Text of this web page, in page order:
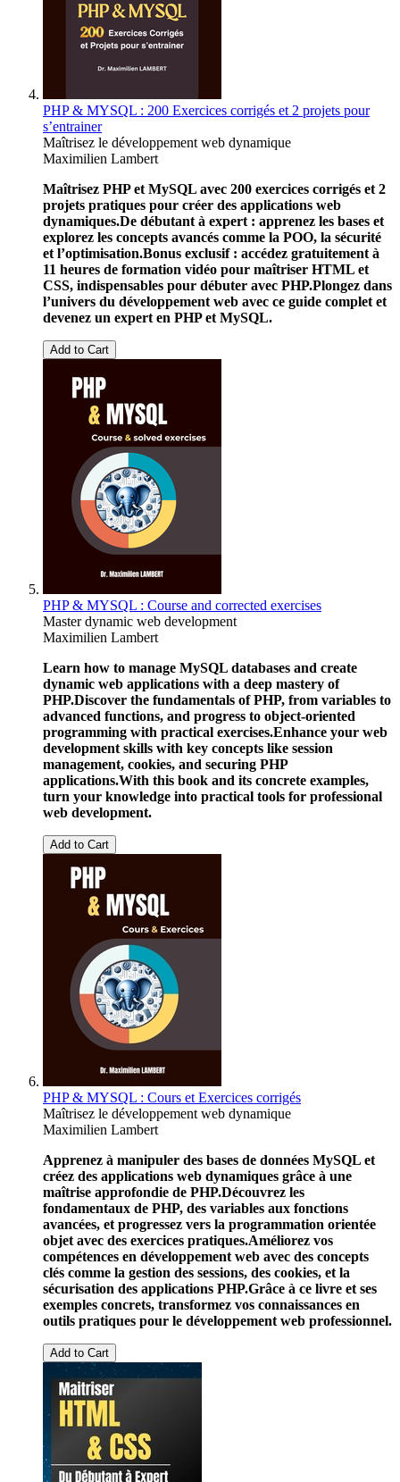
PHP & MYSQL : 200 Exercices corrigés et 2 projets pour
s’entrainer
Maîtrisez le développement web dynamique
Maximilien Lambert
Maîtrisez PHP et MySQL avec 200 exercices corrigés et 2
projets pratiques pour créer des applications web
dynamiques.De débutant à expert : apprenez les bases et
explorez les concepts avancés comme la POO, la sécurité
et l’optimisation.Bonus exclusif : accédez gratuitement à
11 heures de formation vidéo pour maîtriser HTML et
CSS, indispensables pour débuter avec PHP.Plongez dans
l’univers du développement web avec ce guide complet et
devenez un expert en PHP et MySQL.
Add to Cart
PHP & MYSQL : Course and corrected exercises
Master dynamic web development
Maximilien Lambert
Learn how to manage MySQL databases and create
dynamic web applications with a deep mastery of
PHP.Discover the fundamentals of PHP, from variables to
advanced functions, and progress to object-oriented
programming with practical exercises.Enhance your web
development skills with key concepts like session
management, cookies, and securing PHP
applications.With this book and its concrete examples,
turn your knowledge into practical tools for professional
web development.
Add to Cart
PHP & MYSQL : Cours et Exercices corrigés
Maîtrisez le développement web dynamique
Maximilien Lambert
Apprenez à manipuler des bases de données MySQL et
créez des applications web dynamiques grâce à une
maîtrise approfondie de PHP.Découvrez les
fondamentaux de PHP, des variables aux fonctions
avancées, et progressez vers la programmation orientée
objet avec des exercices pratiques.Améliorez vos
compétences en développement web avec des concepts
clés comme la gestion des sessions, des cookies, et la
sécurisation des applications PHP.Grâce à ce livre et ses
exemples concrets, transformez vos connaissances en
outils pratiques pour le développement web professionnel.
Add to Cart